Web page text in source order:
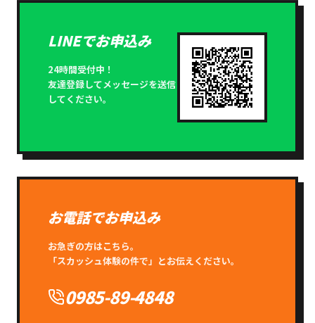
LINEでお申込み
24時間受付中！
友達登録してメッセージを送信
してください。
お電話でお申込み
お急ぎの方はこちら。
「スカッシュ体験の件で」とお伝えください。
0985-89-4848